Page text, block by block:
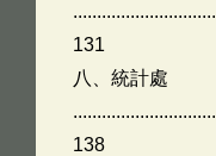
131
八、統計處
138